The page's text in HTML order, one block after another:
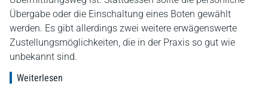
Übergabe oder die Einschaltung eines Boten gewählt
werden. Es gibt allerdings zwei weitere erwägenswerte
Zustellungsmöglichkeiten, die in der Praxis so gut wie
unbekannt sind.
Weiterlesen